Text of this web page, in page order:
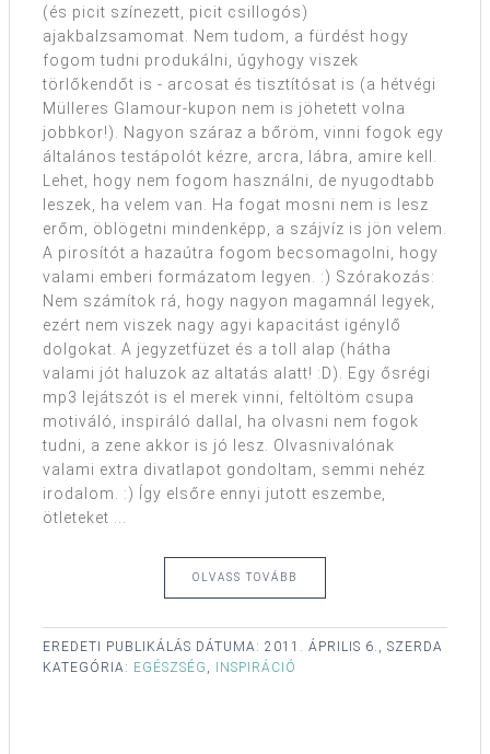
(és picit színezett, picit csillogós)
ajakbalzsamomat. Nem tudom, a fürdést hogy
fogom tudni produkálni, úgyhogy viszek
törlőkendőt is - arcosat és tisztítósat is (a hétvégi
Mülleres Glamour-kupon nem is jöhetett volna
jobbkor!). Nagyon száraz a bőröm, vinni fogok egy
általános testápolót kézre, arcra, lábra, amire kell.
Lehet, hogy nem fogom használni, de nyugodtabb
leszek, ha velem van. Ha fogat mosni nem is lesz
erőm, öblögetni mindenképp, a szájvíz is jön velem.
A pirosítót a hazaútra fogom becsomagolni, hogy
valami emberi formázatom legyen. :) Szórakozás:
Nem számítok rá, hogy nagyon magamnál legyek,
ezért nem viszek nagy agyi kapacitást igénylő
dolgokat. A jegyzetfüzet és a toll alap (hátha
valami jót haluzok az altatás alatt! :D). Egy ősrégi
mp3 lejátszót is el merek vinni, feltöltöm csupa
motiváló, inspiráló dallal, ha olvasni nem fogok
tudni, a zene akkor is jó lesz. Olvasnivalónak
valami extra divatlapot gondoltam, semmi nehéz
irodalom. :) Így elsőre ennyi jutott eszembe,
ötleteket ...
OLVASS TOVÁBB
EREDETI PUBLIKÁLÁS DÁTUMA: 2011. ÁPRILIS 6., SZERDA
KATEGÓRIA: EGÉSZSÉG , INSPIRÁCIÓ